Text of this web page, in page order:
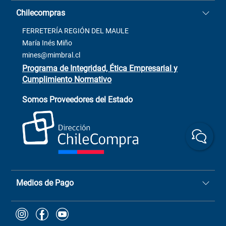
Términos y condiciones
Contacto
Venta Terreno
Trabaja con Nosotros
+(73) 256
ChileCompras
+56 9 9888 9549
2137 San Javier, Fono (73)
Chilecompras
FERRETERÍA REGIÓN DEL MAULE
María Inés Miño
mines@mimbral.cl
Programa de Integridad, Ética Empresarial y
Cumplimiento Normativo
Somos Proveedores del Estado
Medios de Pago